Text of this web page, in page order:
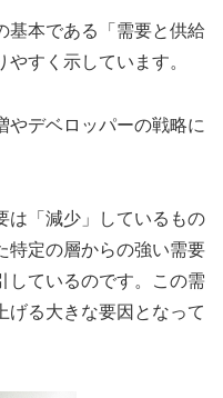
基本である「需要と供給
すく示しています。
やデベロッパーの戦略に
は「減少」しているもの
特定の層からの強い需要
しているのです。この需
げる大きな要因となって